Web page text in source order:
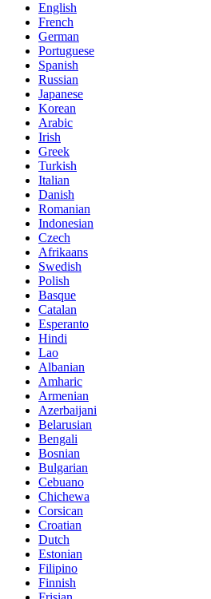
English
French
German
Portuguese
Spanish
Russian
Japanese
Korean
Arabic
Irish
Greek
Turkish
Italian
Danish
Romanian
Indonesian
Czech
Afrikaans
Swedish
Polish
Basque
Catalan
Esperanto
Hindi
Lao
Albanian
Amharic
Armenian
Azerbaijani
Belarusian
Bengali
Bosnian
Bulgarian
Cebuano
Chichewa
Corsican
Croatian
Dutch
Estonian
Filipino
Finnish